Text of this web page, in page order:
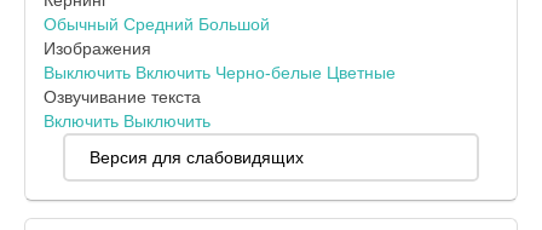
Обычный Средний Большой
Изображения
Выключить Включить Черно-белые Цветные
Озвучивание текста
Включить Выключить
Версия для слабовидящих